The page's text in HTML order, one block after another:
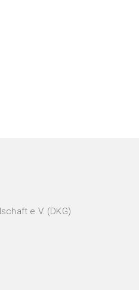
e.V. (DKG)